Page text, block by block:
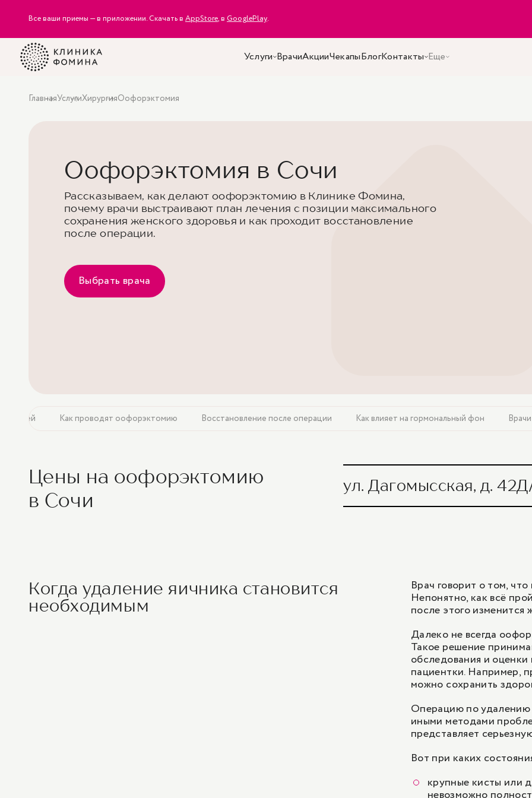
Все ваши приемы — в приложении. Скачать в AppStore, в GooglePlay.
Услуги ВрачиАкцииЧекапыБлогКонтакты Еще
ГлавнаяУслугиХирургияОофорэктомия
Оофорэктомия в Сочи
Рассказываем, как делают оофорэктомию в Клинике Фомина,
почему врачи выстраивают план лечения с позиции максимального
сохранения женского здоровья и как проходит восстановление
после операции.
Выбрать врача
Как проводят оофорэктомию Восстановление после операции Как влияет на гормональный фон Врачи
Цены на оофорэктомию
в Сочи
ул. Дагомысская, д.
Сальпинго-оофорэктомия с
видеоэндоскопических технологий (3
оофорэктомия с использованием
огий (1 категория сложности), к.м.н./
оофорэктомия с использованием
огий (2 категория сложности), к.м.н./
Когда удаление яичника становится
необходимым
Врач говорит о том,
Непонятно, как всё
после этого изменится
Далеко не всегда
Такое решение
обследования и
пациентки. Например,
можно сохранить
Операцию по удалению
иными методами
представляет
Вот при каких
крупные кисты или